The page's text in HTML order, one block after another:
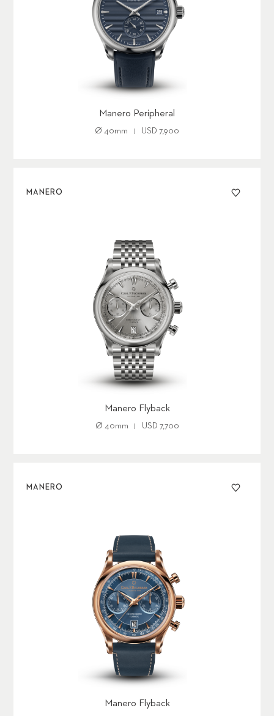
Manero Peripheral
Ø 40mm USD 7,900
MANERO
Manero Flyback
Ø 40mm USD 7,700
MANERO
Manero Flyback